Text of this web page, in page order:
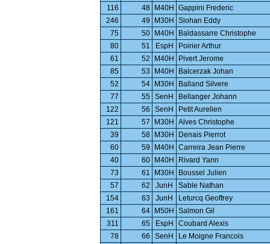
116
48 M40H
Gappini Frederic
246
49 M30H
Siohan Eddy
75
50 M40H
Baldassarre Christophe
80
51 EspH
Poirier Arthur
61
52 M40H
Pivert Jerome
85
53 M40H
Balcerzak Johan
52
54 M30H
Balland Silvere
77
55 SenH
Bellanger Johann
122
56 SenH
Petit Aurelien
121
57 M30H
Alves Christophe
39
58 M30H
Denais Pierrot
60
59 M40H
Carreira Jean Pierre
40
60 M40H
Rivard Yann
73
61 M30H
Boussel Julien
57
62 JunH
Sable Nathan
154
63 JunH
Leturcq Geoffrey
161
64 M50H
Salmon Gil
311
65 EspH
Coubard Alexis
78
66 SenH
Le Moigne Francois